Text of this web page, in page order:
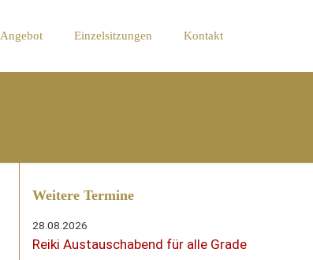
Angebot Einzelsitzungen Kontakt
Weitere Termine
28.08.2026
Reiki Austauschabend für alle Grade